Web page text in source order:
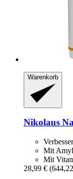
Warenkorb
Nikolaus
Mit
Mit
28,99 €